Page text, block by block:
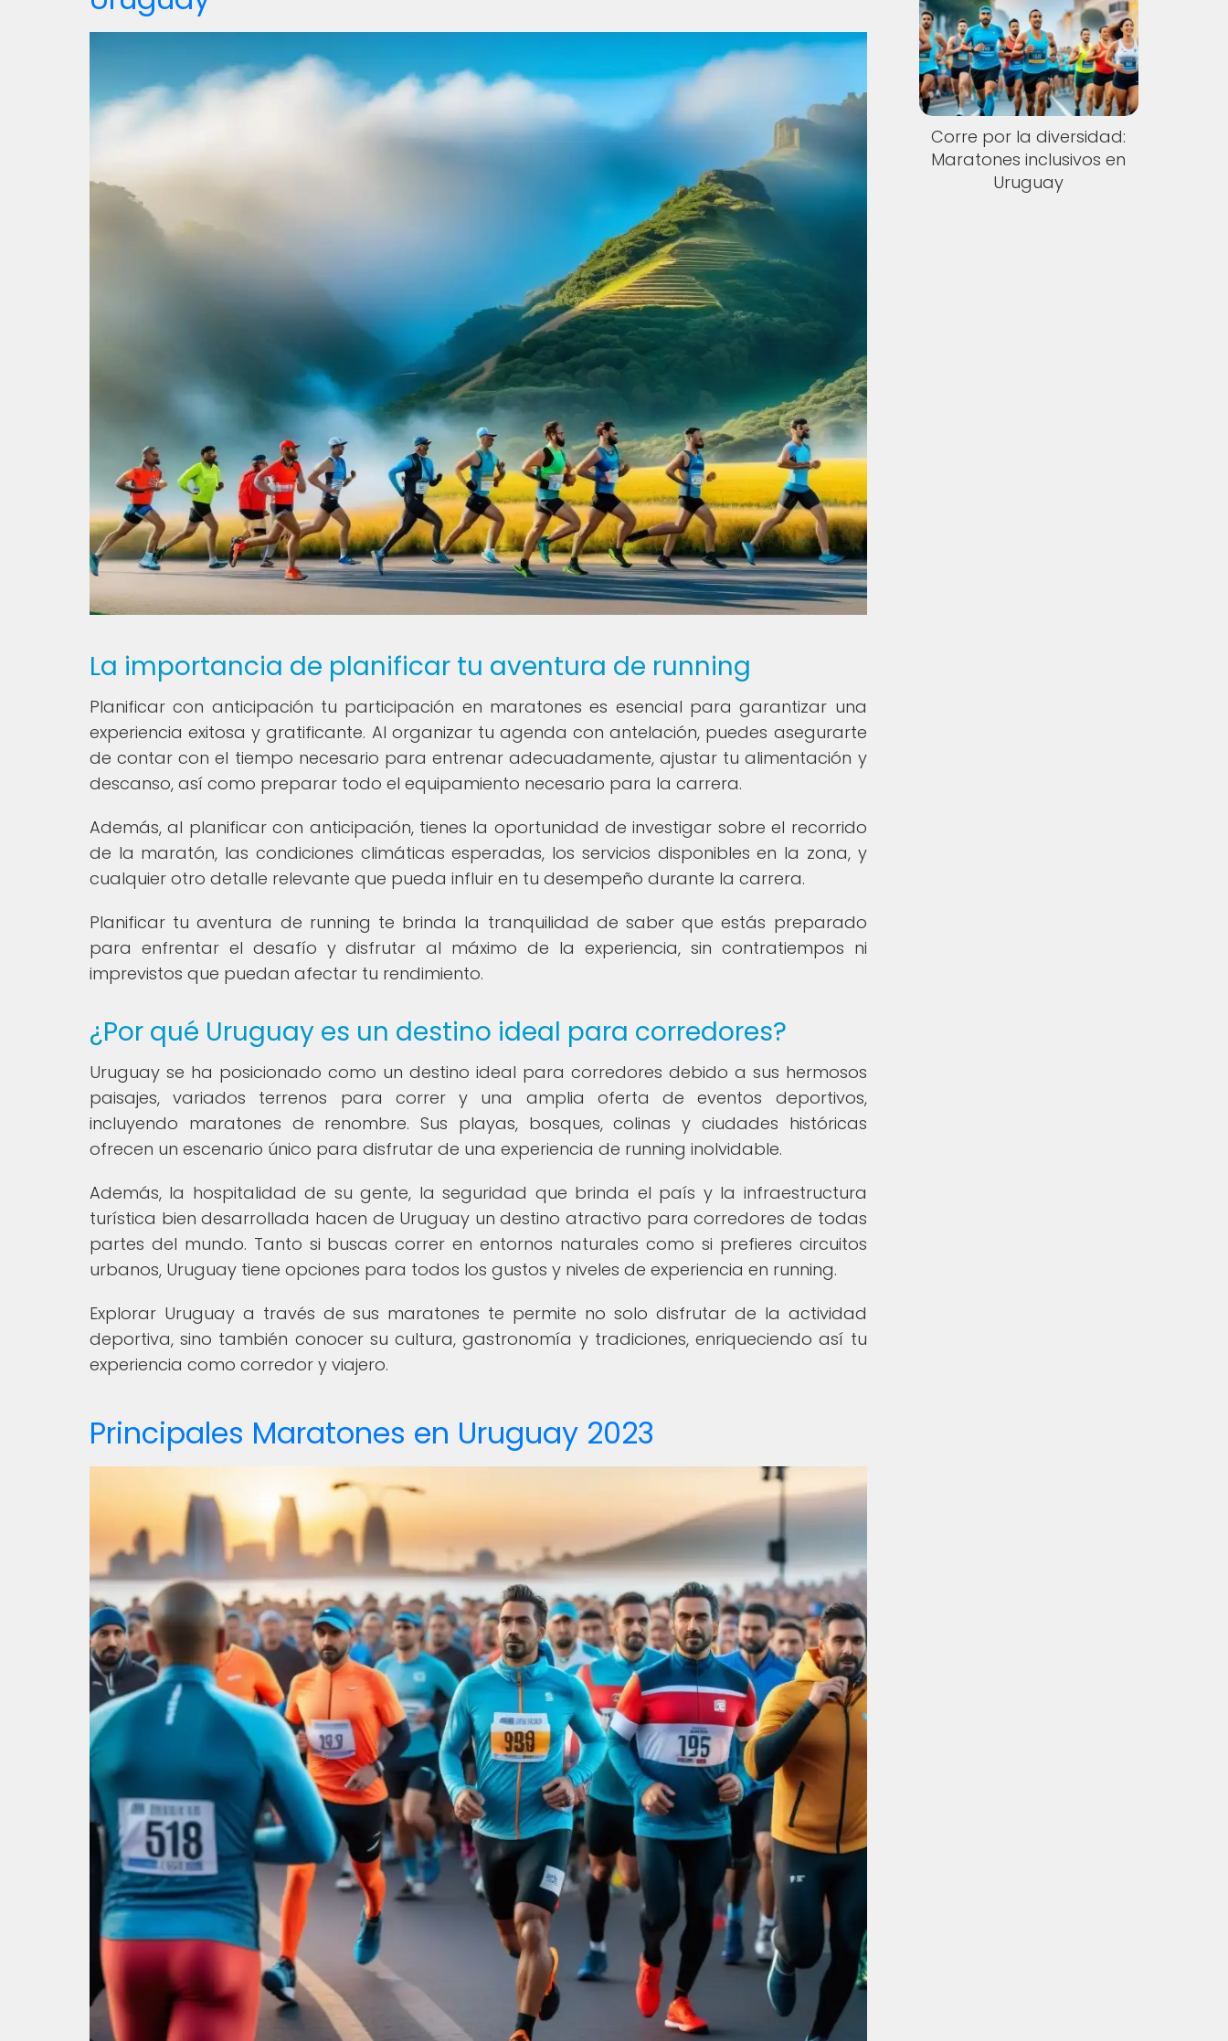
La importancia de planificar tu aventura de running
Planificar con anticipación tu participación en maratones es esencial para garantizar una
experiencia exitosa y gratificante. Al organizar tu agenda con antelación, puedes asegurarte
de contar con el tiempo necesario para entrenar adecuadamente, ajustar tu alimentación y
descanso, así como preparar todo el equipamiento necesario para la carrera.
Además, al planificar con anticipación, tienes la oportunidad de investigar sobre el recorrido
de la maratón, las condiciones climáticas esperadas, los servicios disponibles en la zona, y
cualquier otro detalle relevante que pueda influir en tu desempeño durante la carrera.
Planificar tu aventura de running te brinda la tranquilidad de saber que estás preparado
para enfrentar el desafío y disfrutar al máximo de la experiencia, sin contratiempos ni
imprevistos que puedan afectar tu rendimiento.
¿Por qué Uruguay es un destino ideal para corredores?
Uruguay se ha posicionado como un destino ideal para corredores debido a sus hermosos
paisajes, variados terrenos para correr y una amplia oferta de eventos deportivos,
incluyendo maratones de renombre. Sus playas, bosques, colinas y ciudades históricas
ofrecen un escenario único para disfrutar de una experiencia de running inolvidable.
Además, la hospitalidad de su gente, la seguridad que brinda el país y la infraestructura
turística bien desarrollada hacen de Uruguay un destino atractivo para corredores de todas
partes del mundo. Tanto si buscas correr en entornos naturales como si prefieres circuitos
urbanos, Uruguay tiene opciones para todos los gustos y niveles de experiencia en running.
Explorar Uruguay a través de sus maratones te permite no solo disfrutar de la actividad
deportiva, sino también conocer su cultura, gastronomía y tradiciones, enriqueciendo así tu
experiencia como corredor y viajero.
Principales Maratones en Uruguay 2023
Corre por la diversidad:
Maratones inclusivos en
Uruguay